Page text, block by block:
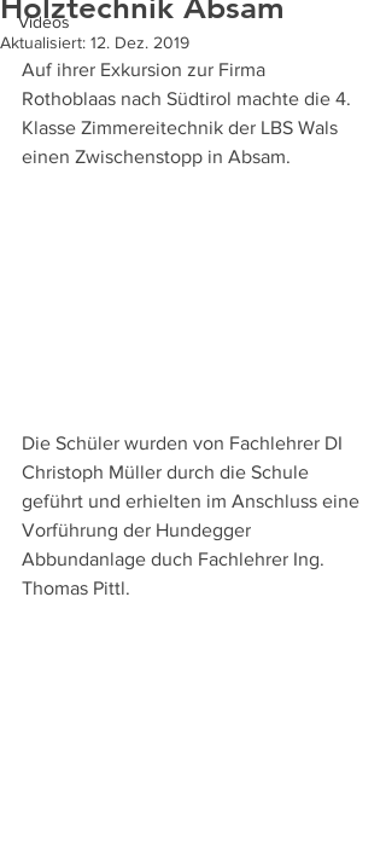
Videos
Holztechnik Absam
Aktualisiert: 12. Dez. 2019
Auf ihrer Exkursion zur Firma
Rothoblaas nach Südtirol machte die 4.
Klasse Zimmereitechnik der LBS Wals
einen Zwischenstopp in Absam.
Die Schüler wurden von Fachlehrer DI
Christoph Müller durch die Schule
geführt und erhielten im Anschluss eine
Vorführung der Hundegger
Abbundanlage duch Fachlehrer Ing.
Thomas Pittl.